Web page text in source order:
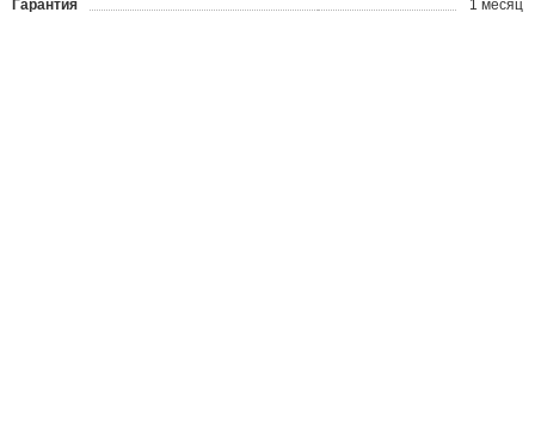
Гарантия 1 месяц